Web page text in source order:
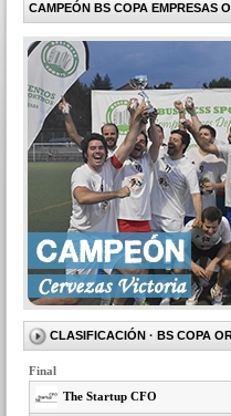
CAMPEÓN BS COPA EMPRESAS
CLASIFICACIÓN · BS COPA
Final
The Startup CFO